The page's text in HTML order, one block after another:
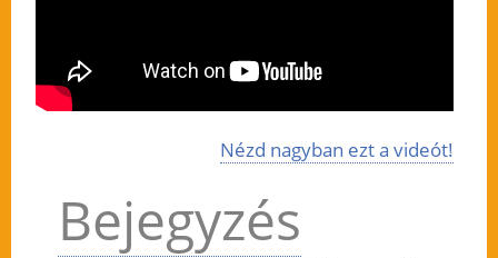
Nézd nagyban ezt a videót!
Bejegyzés